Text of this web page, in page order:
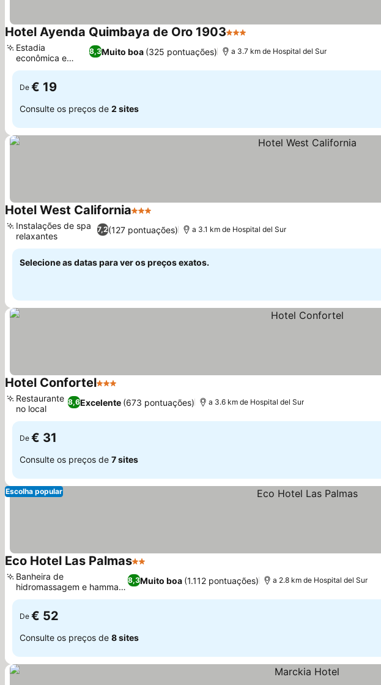
Hotel Ayenda Quimbaya de Oro 19033 Estrelas
8,3Muito boa (325 pontuações)
Estadia
econômica e
funcional
a 3.7 km de Hospital del Sur
De € 19
Consulte os preços de 2 sites
Hotel West California3 Estrelas
7,2(127 pontuações)
Instalações de spa
relaxantes
a 3.1 km de Hospital del Sur
Selecione as datas para ver os preços exatos.
Hotel Confortel3 Estrelas
8,6Excelente (673 pontuações)
Restaurante
no local
a 3.6 km de Hospital del Sur
De € 31
Consulte os preços de 7 sites
Escolha popular
Eco Hotel Las Palmas2 Estrelas
8,3Muito boa (1.112 pontuações)
Banheira de
hidromassagem e hammam
relaxantes
a 2.8 km de Hospital del Sur
De € 52
Consulte os preços de 8 sites